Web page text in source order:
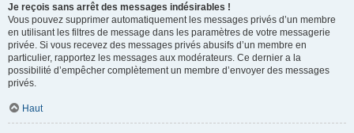
Je reçois sans arrêt des messages indésirables !
Vous pouvez supprimer automatiquement les messages privés d’un membre
en utilisant les filtres de message dans les paramètres de votre messagerie
privée. Si vous recevez des messages privés abusifs d’un membre en
particulier, rapportez les messages aux modérateurs. Ce dernier a la
possibilité d’empêcher complètement un membre d’envoyer des messages
privés.
Haut